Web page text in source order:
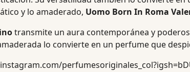
y lo amaderado, Uomo Born In Roma
transmite un aura contemporánea y
lo convierte en un perfume que